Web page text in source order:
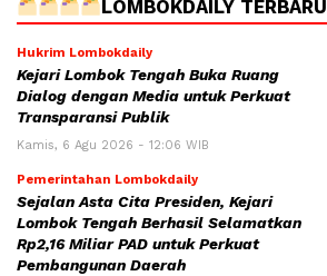
LOMBOKDAILY TERBARU
Hukrim Lombokdaily
Kejari Lombok Tengah Buka Ruang
Dialog dengan Media untuk Perkuat
Transparansi Publik
Kamis, 6 Agu 2026 - 12:06 WIB
Pemerintahan Lombokdaily
Sejalan Asta Cita Presiden, Kejari
Lombok Tengah Berhasil Selamatkan
Rp2,16 Miliar PAD untuk Perkuat
Pembangunan Daerah